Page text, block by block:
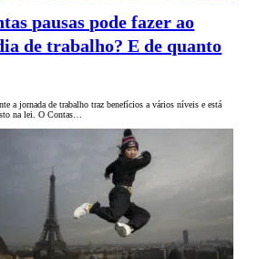
pausas pode fazer ao
de trabalho? E de quanto
a jornada de trabalho traz benefícios a vários níveis e está
na lei. O Contas…